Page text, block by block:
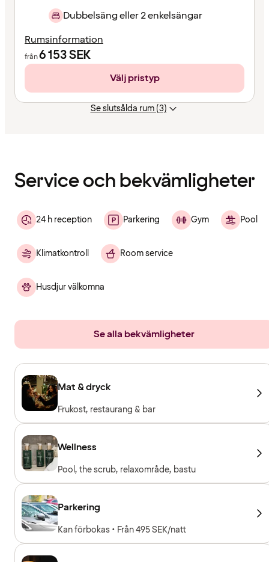
Dubbelsäng eller 2 enkelsängar
Rumsinformation
från6 153SEK
Välj pristyp
Se slutsålda rum (3)
Service och bekvämligheter
24 h reception Parkering Gym Pool
Klimatkontroll Room service
Husdjur välkomna
Se alla bekvämligheter
Mat & dryck
Frukost, restaurang & bar
Wellness
Pool, the scrub, relaxområde, bastu
Parkering
Kan förbokas • Från 495 SEK/natt